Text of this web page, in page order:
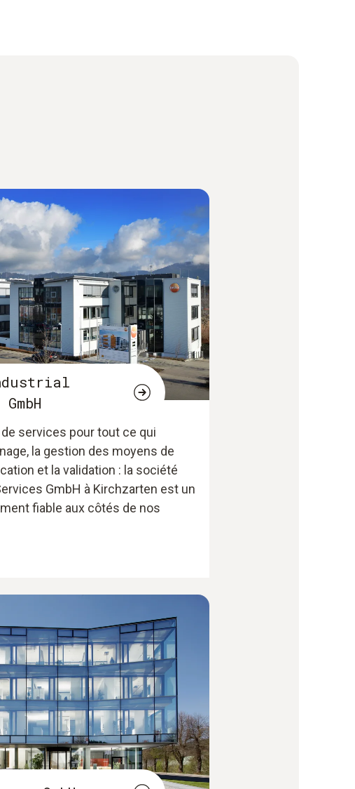
services pour tout ce qui
la gestion des moyens de
et la validation : la société
GmbH à Kirchzarten est un
fiable aux côtés de nos